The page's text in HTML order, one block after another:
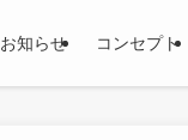
お知らせ コンセプト